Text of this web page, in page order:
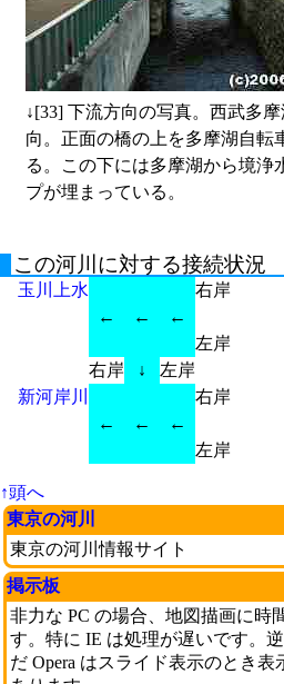
↓[33] 下流方向の写真。西武多
向。正面の橋の上を多摩湖自転
る。この下には多摩湖から境浄
プが埋まっている。
この河川に対する接続状況
玉川上水
←
← ←
右岸
左岸
右岸
↓
左岸
新河岸川
←
← ←
右岸
左岸
↑頭へ
東京の河川
東京の河川情報サイト
掲示板
非力な PC の場合、地図描画に時
す。特に IE は処理が遅いです。
だ Opera はスライド表示のとき